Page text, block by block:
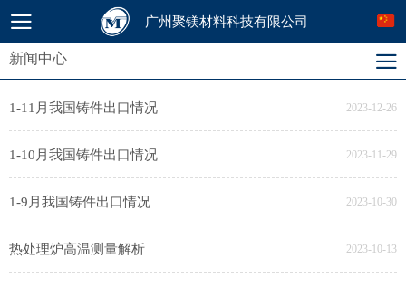
广州聚镁材料科技有限公司
新闻中心
1-11月我国铸件出口情况 2023-12-26
1-10月我国铸件出口情况 2023-11-29
1-9月我国铸件出口情况 2023-10-30
热处理炉高温测量解析 2023-10-13